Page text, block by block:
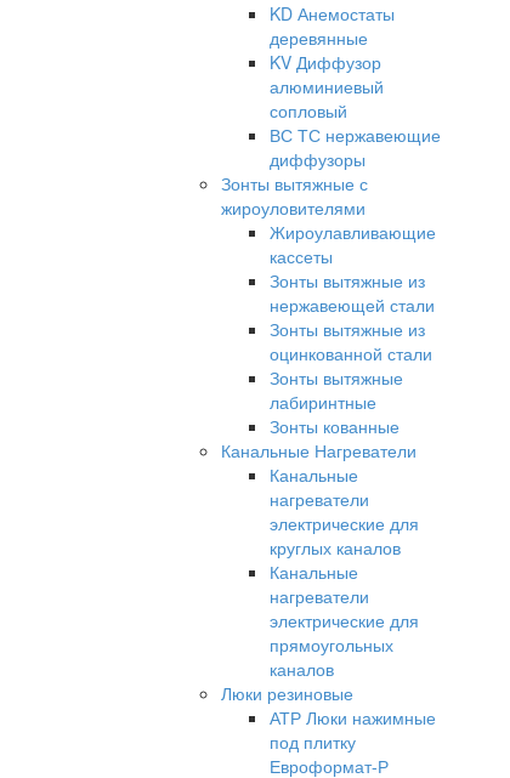
KD Анемостаты
деревянные
KV Диффузор
алюминиевый
сопловый
ВС ТС нержавеющие
диффузоры
Зонты вытяжные с
жироуловителями
Жироулавливающие
кассеты
Зонты вытяжные из
нержавеющей стали
Зонты вытяжные из
оцинкованной стали
Зонты вытяжные
лабиринтные
Зонты кованные
Канальные Нагреватели
Канальные
нагреватели
электрические для
круглых каналов
Канальные
нагреватели
электрические для
прямоугольных
каналов
Люки резиновые
АТР Люки нажимные
под плитку
Евроформат-Р